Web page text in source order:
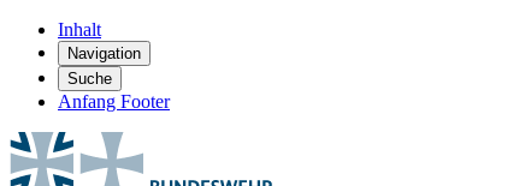
Inhalt
Navigation
Suche
Anfang Footer